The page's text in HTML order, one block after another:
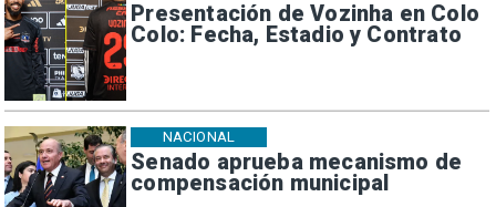
Presentación de Vozinha en Colo
Colo: Fecha, Estadio y Contrato
Senado aprueba mecanismo de
compensación municipal
NACIONAL